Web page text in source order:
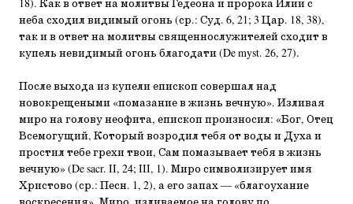
18). Как в ответ на молитвы Гедеона и пророка Илии с
неба сходил видимый огонь (ср.: Суд. 6, 21; 3 Цар. 18, 38),
так и в ответ на молитвы священнослужителей сходит в
купель невидимый огонь благодати (De myst. 26, 27).
После выхода из купели епископ совершал над
новокрещеными «помазание в жизнь вечную». Изливая
миро на голову неофита, епископ произносил: «Бог, Отец
Всемогущий, Который возродил тебя от воды и Духа и
простил тебе грехи твои, Сам помазывает тебя в жизнь
вечную» (De sacr. II, 24; III, 1). Миро символизирует имя
Христово (ср.: Песн. 1, 2), а его запах — «благоухание